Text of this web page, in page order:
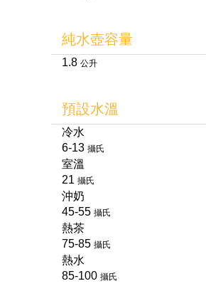
純水壺容量
1.8 公升
預設水溫
冷水
6-13 攝氏
室溫
21 攝氏
沖奶
45-55 攝氏
熱茶
75-85 攝氏
熱水
85-100 攝氏